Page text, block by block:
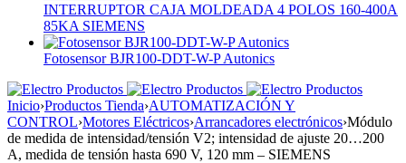
INTERRUPTOR CAJA MOLDEADA 4 POLOS 160-400A
85KA SIEMENS
Fotosensor BJR100-DDT-W-P Autonics
Inicio›Productos Tienda›AUTOMATIZACIÓN Y
CONTROL›Motores Eléctricos›Arrancadores electrónicos›Módulo
de medida de intensidad/tensión V2; intensidad de ajuste 20…200
A, medida de tensión hasta 690 V, 120 mm – SIEMENS